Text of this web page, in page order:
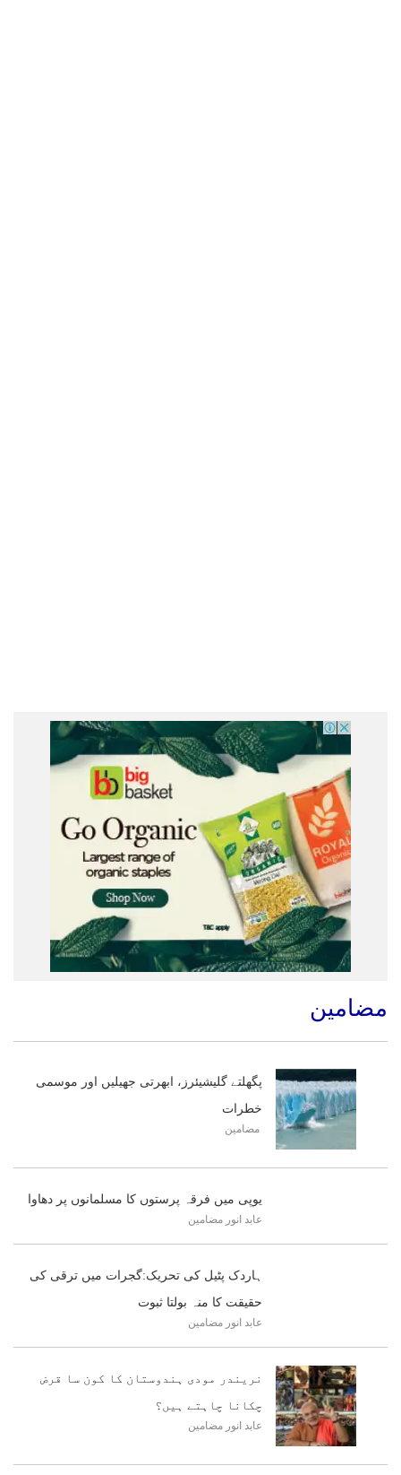
مضامین
پگھلتے گلیشیئرز، ابھرتی جھیلیں اور موسمی
خطرات
مضامین
یوپی میں فرقہ پرستوں کا مسلمانوں پر دھاوا
عابد انور مضامین
ہاردک پٹیل کی تحریک:گجرات میں ترقی کی
حقیقت کا منہ بولتا ثبوت
عابد انور مضامین
نریندر مودی ہندوستان کا کون سا قرض
چکانا چاہتے ہیں؟
عابد انور مضامین